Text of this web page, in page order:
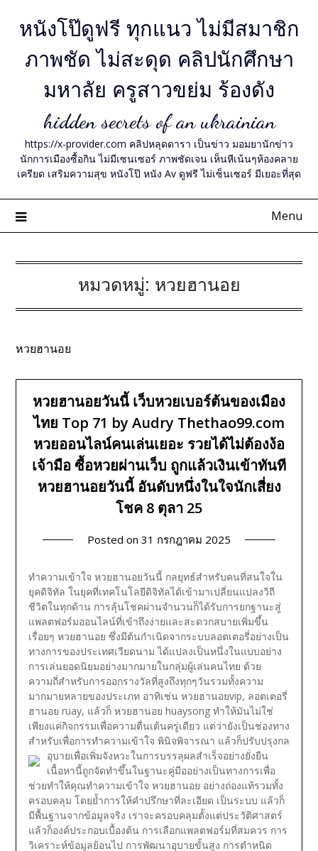
หนังโป๊ดูฟรี ทุกแนว ไม่มีสมาชิก
ภาพชัด ไม่สะดุด คลิปนักศึกษา
มหาลัย ครูสาวขย่ม ร้องดัง
hidden secrets of an ukrainian
https://x-provider.com คลิปหลุดดารา เป็นข่าว มอมยานักข่าว
นักการเมืองซื้อกิน ไม่มีเซนเซอร์ ภาพชัดเจน เห็นหีเน้นๆห้องคลาย
เครียด เสริมความสุข หนังโป๊ หนัง Av ดูฟรี ไม่เซ็นเซอร์ มีเยอะที่สุด
Menu
หมวดหมู่: หวยฮานอย
หวยฮานอย
หวยฮานอยวันนี้ เว็บหวยเบอร์ต้นของเมือง
ไทย Top 71 by Audry Thethao99.com
หวยออนไลน์คนเล่นเยอะ รวยได้ไม่ต้องง้อ
เจ้ามือ ซื้อหวยผ่านเว็บ ถูกแล้วเงินเข้าทันที
หวยฮานอยวันนี้ อันดับหนึ่งในใจนักเสี่ยง
โชค 8 ตุลา 25
Posted on 31 กรกฎาคม 2025
ทำความเข้าใจ หวยฮานอยวันนี้ กลยุทธ์สำหรับคนที่สนใจใน
ยุคดิจิทัล ในยุคที่เทคโนโลยีดิจิทัลได้เข้ามาเปลี่ยนแปลงวิถี
ชีวิตในทุกด้าน การลุ้นโชคผ่านจำนวนก็ได้รับการยกฐานะสู่
แพลตฟอร์มออนไลน์ที่เข้าถึงง่ายและสะดวกสบายเพิ่มขึ้น
เรื่อยๆ หวยฮานอย ซึ่งมีต้นกำเนิดจากระบบลอตเตอรี่อย่างเป็น
ทางการของประเทศเวียดนาม ได้แปลงเป็นหนึ่งในแบบอย่าง
การเล่นยอดนิยมอย่างมากมายในกลุ่มผู้เล่นคนไทย ด้วย
ความถี่สำหรับการออกรางวัลที่สูงถึงทุกๆวันรวมทั้งความ
มากมายหลายของประเภท อาทิเช่น หวยฮานอยvip, ลอตเตอรี่
ฮานอย ruay, แล้วก็ หวยฮานอย huaysong ทำให้มันไม่ใช่
เพียงแค่กิจกรรมเพื่อความตื่นเต้นครู่เดียว แต่ว่ายังเป็นช่องทาง
สำหรับเพื่อการทำความเข้าใจ พินิจพิจารณา แล้วก็ปรับปรุงกล
อุบายเพื่อเพิ่มจังหวะในการบรรลุผลสำเร็จอย่างยั่งยืน
เนื้อหานี้ถูกจัดทำขึ้นในฐานะคู่มืออย่างเป็นทางการเพื่อ
ช่วยทำให้คุณทำความเข้าใจ หวยฮานอย อย่างถ่องแท้รวมทั้ง
ครอบคลุม โดยย้ำการให้คำปรึกษาที่ละเอียด เป็นระบบ แล้วก็
มีพื้นฐานจากข้อมูลจริง เราจะครอบคลุมตั้งแต่ประวัติศาสตร์
แล้วก็องค์ประกอบเบื้องต้น การเลือกแพลตฟอร์มที่สมควร การ
วิเคราะห์ข้อมูลย้อนไป การพัฒนาอุบายขั้นสูง การตำหนิด